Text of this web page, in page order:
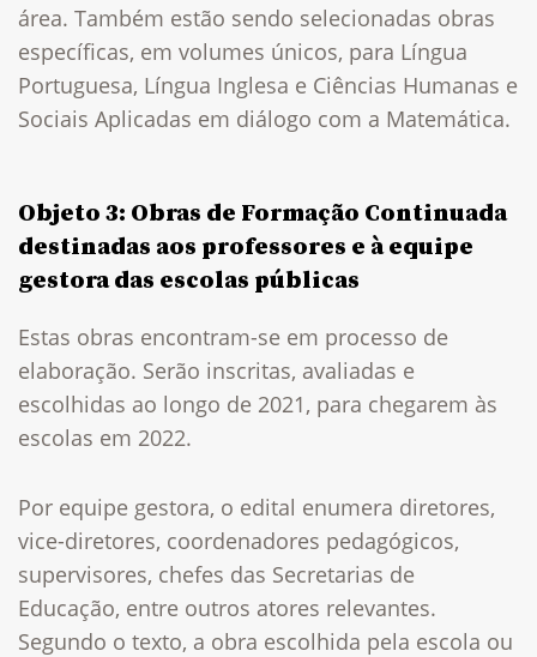
área. Também estão sendo selecionadas obras
específicas, em volumes únicos, para Língua
Portuguesa, Língua Inglesa e Ciências Humanas e
Sociais Aplicadas em diálogo com a Matemática.
Objeto 3: Obras de Formação Continuada
destinadas aos professores e à equipe
gestora das escolas públicas
Estas obras encontram-se em processo de
elaboração. Serão inscritas, avaliadas e
escolhidas ao longo de 2021, para chegarem às
escolas em 2022.
Por equipe gestora, o edital enumera diretores,
vice-diretores, coordenadores pedagógicos,
supervisores, chefes das Secretarias de
Educação, entre outros atores relevantes.
Segundo o texto, a obra escolhida pela escola ou